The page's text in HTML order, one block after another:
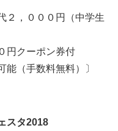
２，０００円（中学生
円クーポン券付
能（手数料無料）〕
スタ2018